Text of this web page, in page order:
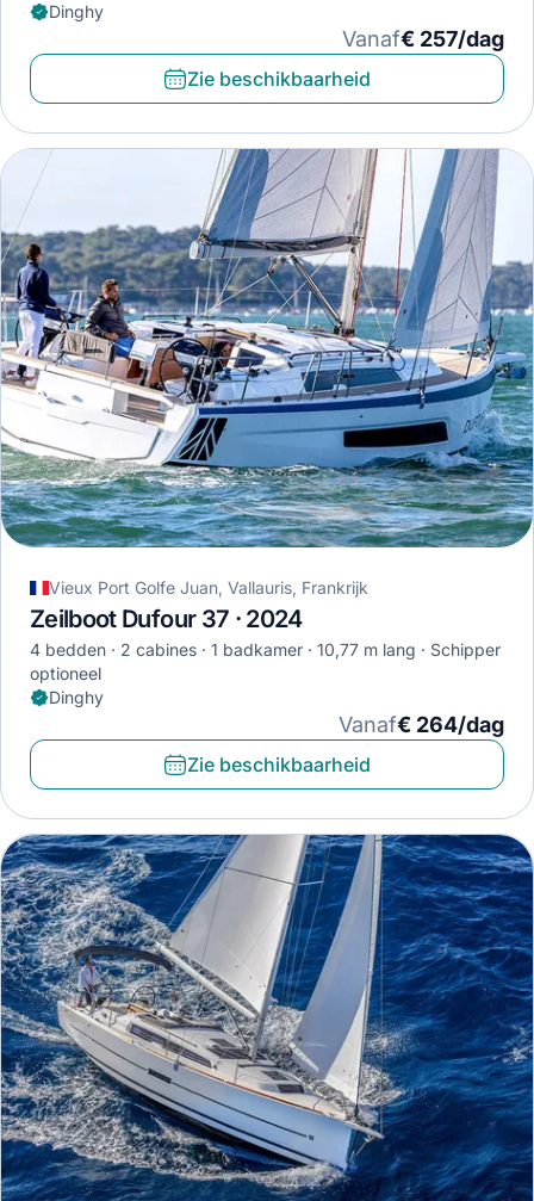
Dinghy
Vanaf€ 257/dag
Zie beschikbaarheid
Vieux Port Golfe Juan, Vallauris, Frankrijk
Zeilboot Dufour 37 · 2024
4 bedden 2 cabines 1 badkamer 10,77 m lang
Schipper
optioneel
Dinghy
Vanaf€ 264/dag
Zie beschikbaarheid